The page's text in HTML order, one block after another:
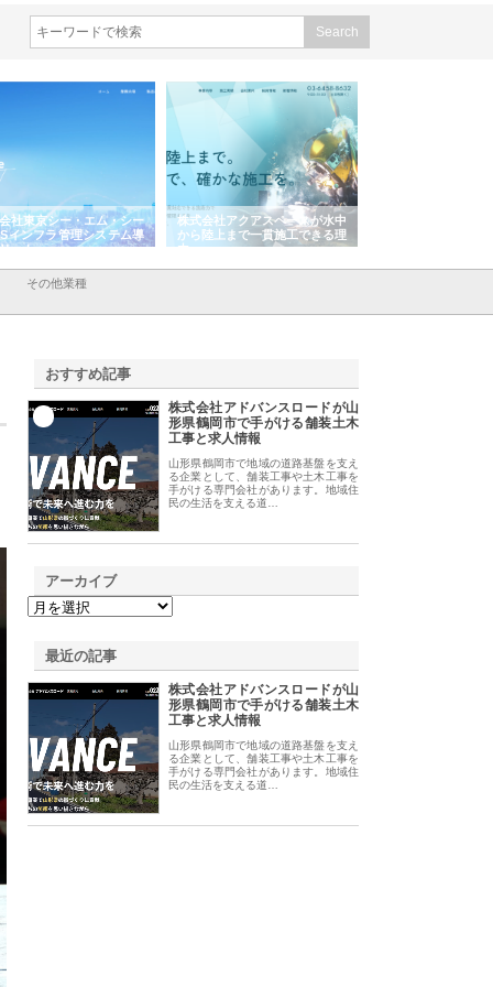
社アクアスペースが水中
上まで一貫施工できる理
株式会社地盤調査事務所が選ば
れ続ける理由と建設コンサルの
強み
その他業種
おすすめ記事
株式会社アドバンスロードが山
形県鶴岡市で手がける舗装土木
工事と求人情報
山形県鶴岡市で地域の道路基盤を支え
る企業として、舗装工事や土木工事を
手がける専門会社があります。地域住
民の生活を支える道…
アーカイブ
最近の記事
株式会社アドバンスロードが山
形県鶴岡市で手がける舗装土木
工事と求人情報
山形県鶴岡市で地域の道路基盤を支え
る企業として、舗装工事や土木工事を
手がける専門会社があります。地域住
民の生活を支える道…